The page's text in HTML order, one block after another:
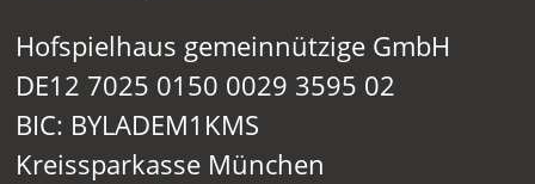
Hofspielhaus gemeinnützige GmbH
DE12 7025 0150 0029 3595 02
BIC: BYLADEM1KMS
Kreissparkasse München